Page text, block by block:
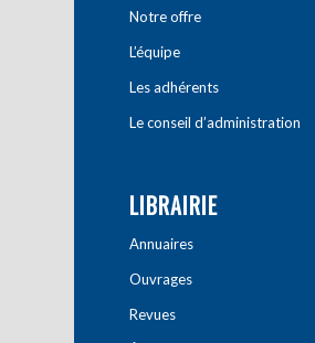
Notre offre
L’équipe
Les adhérents
Le conseil d’administration
LIBRAIRIE
Annuaires
Ouvrages
Revues